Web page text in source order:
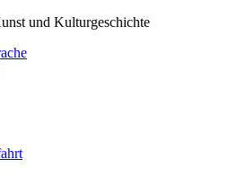
und Kulturgeschichte